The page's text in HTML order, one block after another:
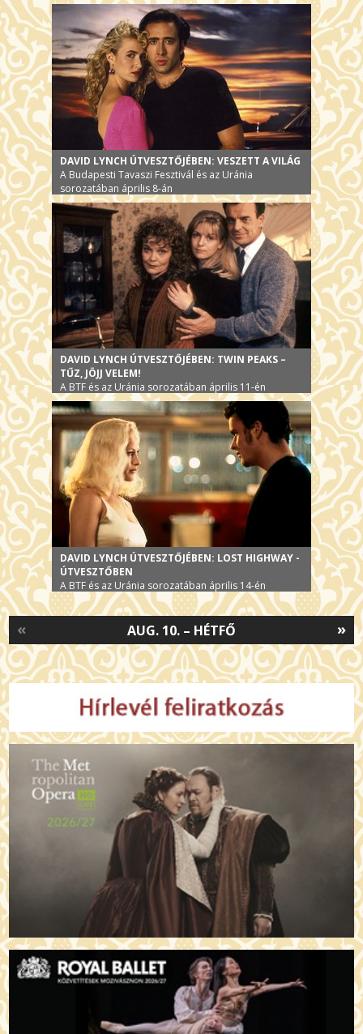
DAVID LYNCH ÚTVESZTŐJÉBEN: VESZETT A VILÁG
A Budapesti Tavaszi Fesztivál és az Uránia
sorozatában április 8-án
DAVID LYNCH ÚTVESZTŐJÉBEN: TWIN PEAKS –
TŰZ, JÖJJ VELEM!
A BTF és az Uránia sorozatában április 11-én
DAVID LYNCH ÚTVESZTŐJÉBEN: LOST HIGHWAY -
ÚTVESZTŐBEN
A BTF és az Uránia sorozatában április 14-én
»
AUG. 10. – HÉTFŐ
«